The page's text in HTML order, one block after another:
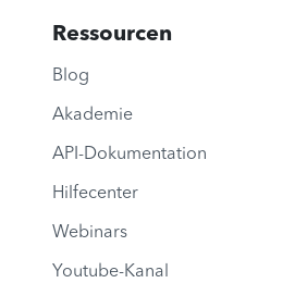
Ressourcen
Blog
Akademie
API-Dokumentation
Hilfecenter
Webinars
Youtube-Kanal